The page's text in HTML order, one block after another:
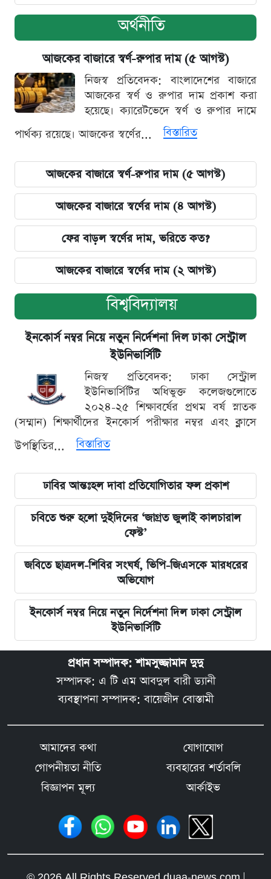
অর্থনীতি
আজকের বাজারে স্বর্ণ-রুপার দাম (৫ আগস্ট)
নিজস্ব প্রতিবেদক: বাংলাদেশের বাজারে
আজকের স্বর্ণ ও রুপার দাম প্রকাশ করা
হয়েছে। ক্যারেটভেদে স্বর্ণ ও রুপার দামে
পার্থক্য রয়েছে। আজকের স্বর্ণের...
বিস্তারিত
আজকের বাজারে স্বর্ণ-রুপার দাম (৫ আগস্ট)
আজকের বাজারে স্বর্ণের দাম (৪ আগস্ট)
ফের বাড়ল স্বর্ণের দাম, ভরিতে কত?
আজকের বাজারে স্বর্ণের দাম (২ আগস্ট)
বিশ্ববিদ্যালয়
ইনকোর্স নম্বর নিয়ে নতুন নির্দেশনা দিল ঢাকা সেন্ট্রাল
ইউনিভার্সিটি
নিজস্ব প্রতিবেদক: ঢাকা সেন্ট্রাল
ইউনিভার্সিটির অধিভুক্ত কলেজগুলোতে
২০২৪-২৫ শিক্ষাবর্ষের প্রথম বর্ষ স্নাতক
(সম্মান) শিক্ষার্থীদের ইনকোর্স পরীক্ষার নম্বর এবং ক্লাসে
উপস্থিতির...
বিস্তারিত
ঢাবির আন্তঃহল দাবা প্রতিযোগিতার ফল প্রকাশ
চবিতে শুরু হলো দুইদিনের ‘জাগ্রত জুলাই কালচারাল
ফেস্ট’
জবিতে ছাত্রদল-শিবির সংঘর্ষ, ভিপি-জিএসকে মারধরের
অভিযোগ
ইনকোর্স নম্বর নিয়ে নতুন নির্দেশনা দিল ঢাকা সেন্ট্রাল
ইউনিভার্সিটি
প্রধান সম্পাদক: শামসুজ্জামান দুদু
সম্পাদক: এ টি এম আবদুল বারী ড্যানী
ব্যবস্থাপনা সম্পাদক: বায়েজীদ বোস্তামী
আমাদের কথা
যোগাযোগ
গোপনীয়তা নীতি
ব্যবহারের শর্তাবলি
বিজ্ঞাপন মূল্য
আর্কাইভ